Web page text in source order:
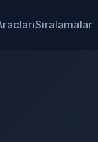
Siralamalar